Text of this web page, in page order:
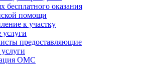
бесплатного оказания
помощи
к участку
предоставляющие
ОМС